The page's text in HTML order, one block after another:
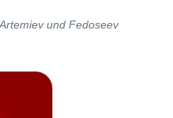
und Fedoseev